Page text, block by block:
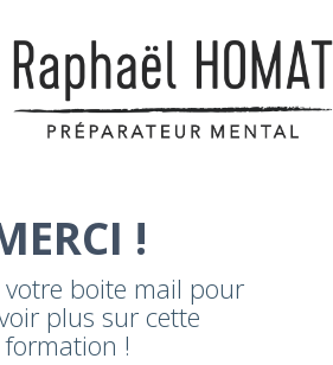
!
votre boite mail pour
plus sur cette
formation !